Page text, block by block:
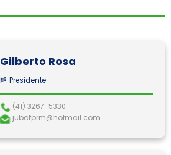
Gilberto Rosa
Presidente
(41) 3267-5330
jubafprm@hotmail.com